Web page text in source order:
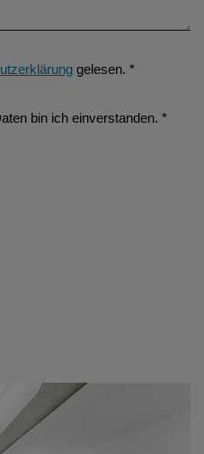
gelesen. *
bin ich einverstanden. *